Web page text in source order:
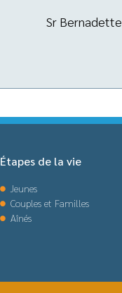
Sr Bernadette
Étapes de la vie
Jeunes
Couples et Familles
Aînés